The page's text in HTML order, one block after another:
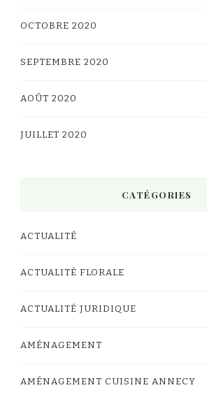
OCTOBRE 2020
SEPTEMBRE 2020
AOÛT 2020
JUILLET 2020
CATÉGORIES
ACTUALITÉ
ACTUALITÉ FLORALE
ACTUALITÉ JURIDIQUE
AMÉNAGEMENT
AMÉNAGEMENT CUISINE ANNECY